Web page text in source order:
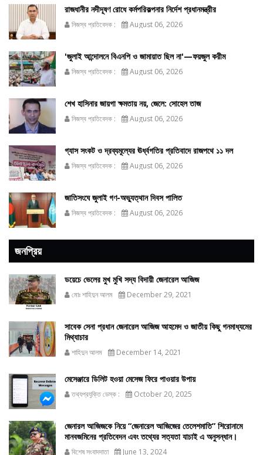
রাজধানীর নদীদূষণ রোধে কর্মপরিকল্পনার নির্দেশ প্রধানমন্ত্রীর
নিজস্ব প্রতিবেদক : August 06, 2026
'জুলাই আন্দোলনে বিএনপি ও জামায়াত ছিল না'—ফয়জুল করীম
নিজস্ব প্রতিবেদক : August 06, 2026
শেখ হাসিনার জায়গা ক্ষমতায় নয়, জেলে: সোহেল তাজ
নিজস্ব প্রতিবেদক : August 06, 2026
গ্যাস সংকট ও দ্রব্যমূল্যের ঊর্ধ্বগতির প্রতিবাদে রাজপথে ১১ দল
নিজস্ব প্রতিবেদক : August 06, 2026
জাতিসংঘে জুলাই গণ-অভ্যুত্থান দিবস পালিত
নিজস্ব প্রতিবেদক : August 06, 2026
জনপ্রিয়
ডয়েচে ভেলের মুখ মুখি সদ্য বিদায়ী জেনারেল আজিজ
মোঃ শাহিদুন আলম December 29, 2021
সাবেক সেনা প্রধান জেনারেল আজিজ আহমেদ ও জাতীয় কিছু গনমাধ্যমের
মিথ্যাচার
শাহিদুন আলম December 14, 2021
মেসেঞ্জারে ডিলিট হওয়া মেসেজ ফিরে পাওয়ার উপায়
তথ্যপ্রযুক্তি ডেস্ক : October 20, 2025
জেনারল আজিজকে নিয়ে “জেনারেল আজিজের তেলেশমাতি” শিরোনামে
মানবজমিনের প্রতিবেদন এবং তথ্যের সত্যতা যাচাই এ অনুসন্ধান।
বিশেষ সংবাদদাতা June 13, 2024